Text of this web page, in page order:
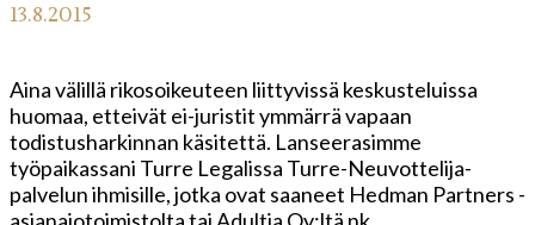
13.8.2015
Aina välillä rikosoikeuteen liittyvissä keskusteluissa
huomaa, etteivät ei-juristit ymmärrä vapaan
todistusharkinnan käsitettä. Lanseerasimme
työpaikassani Turre Legalissa Turre-Neuvottelija-
palvelun ihmisille, jotka ovat saaneet Hedman Partners -